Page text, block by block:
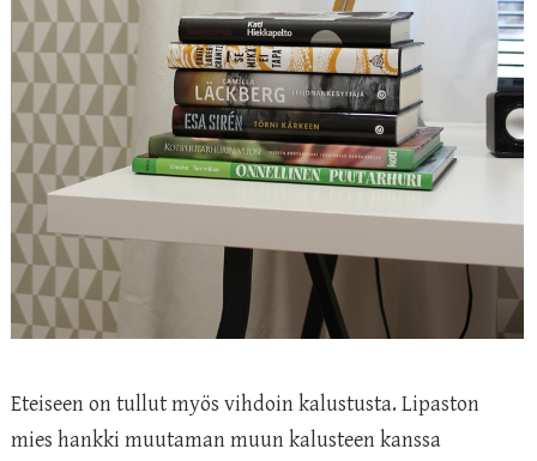
Eteiseen on tullut myös vihdoin kalustusta. Lipaston
mies hankki muutaman muun kalusteen kanssa